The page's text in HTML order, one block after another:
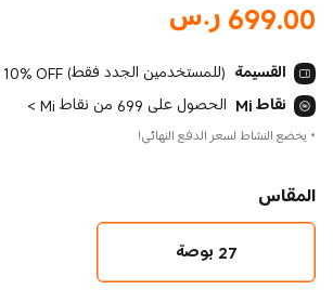
699.00 ر.سCurrent Price ر.س699.00
القسيمة 10% OFF (للمستخدمين الجدد فقط)
نقاط Mi
الحصول على 699 من نقاط Mi >
* يخضع النشاط لسعر الدفع النهائي!
المقاس
27 بوصة